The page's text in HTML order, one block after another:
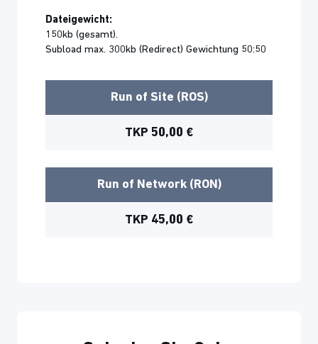
Dateigewicht:
150kb (gesamt).
Subload max. 300kb (Redirect) Gewichtung 50:50
Run of Site (ROS)
TKP 50,00 €
Run of Network (RON)
TKP 45,00 €